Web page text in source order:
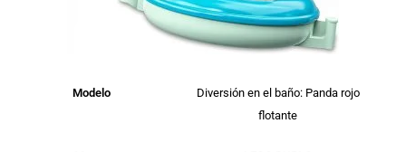
Modelo
Diversión en el baño: Panda rojo
flotante